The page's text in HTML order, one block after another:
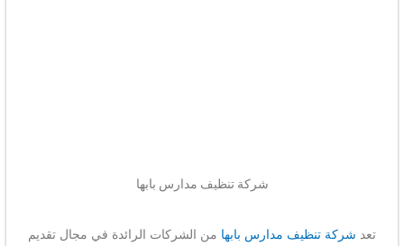
شركة تنظيف مدارس بابها
تعد شركة تنظيف مدارس بابها من الشركات الرائدة في مجال تقديم